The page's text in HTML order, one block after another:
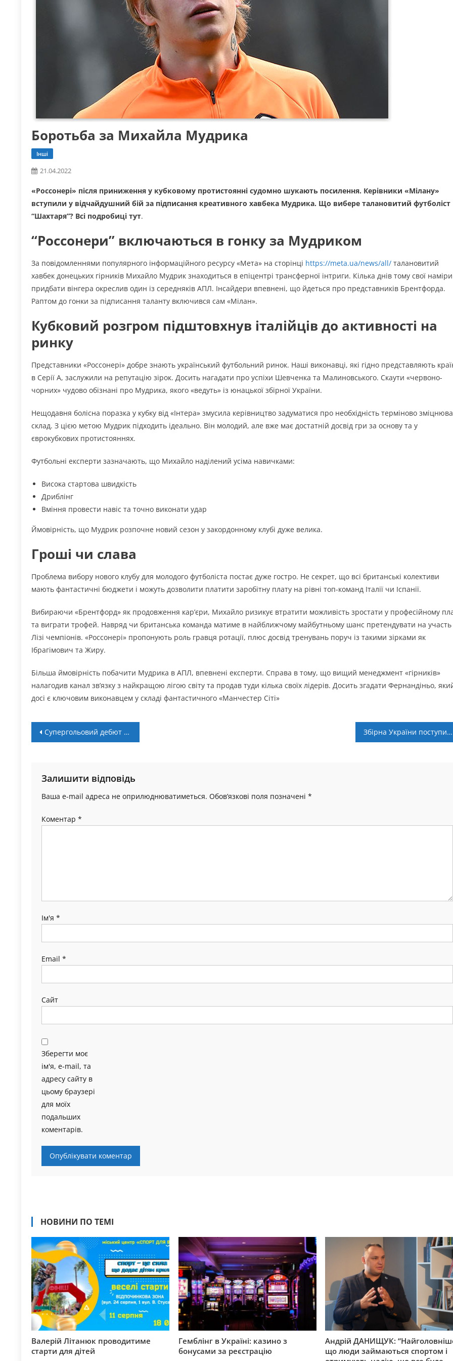
Боротьба за Михайла Мудрика
Інші
21.04.2022
«Россонері» після приниження у кубковому протистоянні судомно шукають посилення. Керівники «Мілану»
вступили у відчайдушний бій за підписання креативного хавбека Мудрика. Що вибере талановитий футболіст
“Шахтаря”? Всі подробиці тут.
“Россонери” включаються в гонку за Мудриком
За повідомленнями популярного інформаційного ресурсу «Мета» на сторінці https://meta.ua/news/all/ талановитий
хавбек донецьких гірників Михайло Мудрик знаходиться в епіцентрі трансферної інтриги. Кілька днів тому свої наміри
придбати вінгера окреслив один із середняків АПЛ. Інсайдери впевнені, що йдеться про представників Брентфорда.
Раптом до гонки за підписання таланту включився сам «Мілан».
Кубковий розгром підштовхнув італійців до активності на
ринку
Представники «Россонері» добре знають український футбольний ринок. Наші виконавці, які гідно представляють
в Серії А, заслужили на репутацію зірок. Досить нагадати про успіхи Шевченка та Малиновського. Скаути «червоно-
чорних» чудово обізнані про Мудрика, якого «ведуть» із юнацької збірної України.
Нещодавня болісна поразка у кубку від «Інтера» змусила керівництво задуматися про необхідність терміново
склад. З цією метою Мудрик підходить ідеально. Він молодий, але вже має достатній досвід гри за основу та у
єврокубкових протистояннях.
Футбольні експерти зазначають, що Михайло наділений усіма навичками:
Висока стартова швидкість
Дриблінг
Вміння провести навіс та точно виконати удар
Ймовірність, що Мудрик розпочне новий сезон у закордонному клубі дуже велика.
Гроші чи слава
Проблема вибору нового клубу для молодого футболіста постає дуже гостро. Не секрет, що всі британські колективи
мають фантастичні бюджети і можуть дозволити платити заробітну плату на рівні топ-команд Італії чи Іспанії.
Вибираючи «Брентфорд» як продовження кар’єри, Михайло ризикує втратити можливість зростати у професійному
та виграти трофей. Навряд чи британська команда матиме в найближчому майбутньому шанс претендувати на участь
Лізі чемпіонів. «Россонері» пропонують роль гравця ротації, плюс досвід тренувань поруч із такими зірками як
Ібрагімович та Жиру.
Більша ймовірність побачити Мудрика в АПЛ, впевнені експерти. Справа в тому, що вищий менеджмент «гірників»
налагодив канал зв’язку з найкращою лігою світу та продав туди кілька своїх лідерів. Досить згадати Фернандіньо,
досі є ключовим виконавцем у складі фантастичного «Манчестер Сіті»
Навігація
Супергольовий дебют Романа Татумірака в Італії Збірна України поступилась Хорватії у рамках відбору на Євро-2022
Залишити відповідь
Ваша e-mail адреса не оприлюднюватиметься. Обов’язкові поля позначені *
Коментар *
Ім'я *
Email *
Сайт
Зберегти моє
ім'я, e-mail, та
адресу сайту в
цьому браузері
для моїх
подальших
коментарів.
НОВИНИ ПО ТЕМІ
Валерій Літанюк проводитиме
старти для дітей
Гемблінг в Україні: казино з
бонусами за реєстрацію
Андрій ДАНИЩУК:
що люди займаються спортом і